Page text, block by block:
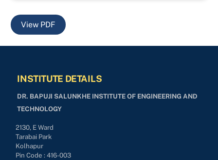
View PDF
INSTITUTE DETAILS
DR. BAPUJI SALUNKHE INSTITUTE OF ENGINEERING AND
TECHNOLOGY
2130, E Ward
Tarabai Park
Kolhapur
Pin Code : 416-003